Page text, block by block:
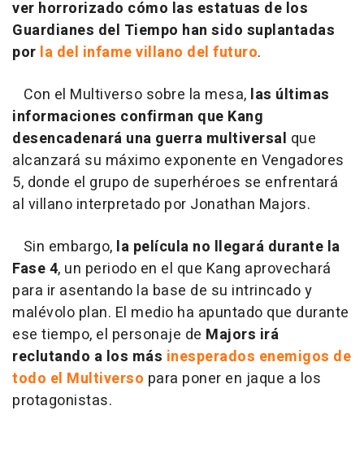
ver horrorizado cómo las estatuas de los
Guardianes del Tiempo han sido suplantadas
por la del infame villano del futuro.
Con el Multiverso sobre la mesa, las últimas
informaciones confirman que Kang
desencadenará una guerra multiversal que
alcanzará su máximo exponente en Vengadores
5, donde el grupo de superhéroes se enfrentará
al villano interpretado por Jonathan Majors.
Sin embargo, la película no llegará durante la
Fase 4, un periodo en el que Kang aprovechará
para ir asentando la base de su intrincado y
malévolo plan. El medio ha apuntado que durante
ese tiempo, el personaje de Majors irá
reclutando a los más inesperados enemigos de
todo el Multiverso para poner en jaque a los
protagonistas.